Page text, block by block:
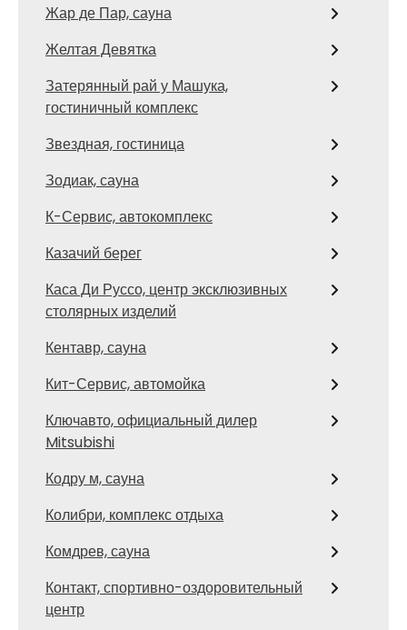
Жар де Пар, сауна
Желтая Девятка
Затерянный рай у Машука,
гостиничный комплекс
Звездная, гостиница
Зодиак, сауна
К-Сервис, автокомплекс
Казачий берег
Каса Ди Руссо, центр эксклюзивных
столярных изделий
Кентавр, сауна
Кит-Сервис, автомойка
Ключавто, официальный дилер
Mitsubishi
Кодру м, сауна
Колибри, комплекс отдыха
Комдрев, сауна
Контакт, спортивно-оздоровительный
центр